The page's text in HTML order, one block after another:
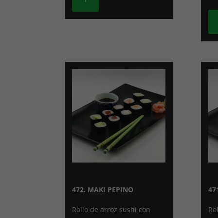
472. MAKI PEPINO
Rollo de arroz sushi con